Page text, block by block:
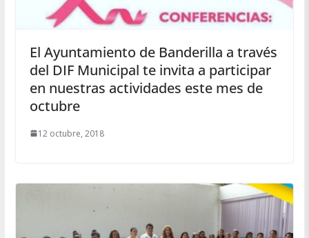
El Ayuntamiento de Banderilla a través
del DIF Municipal te invita a participar
en nuestras actividades este mes de
octubre
12 octubre, 2018